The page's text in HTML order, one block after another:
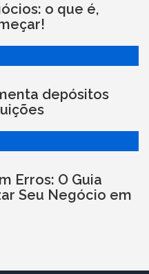
o que é,
depósitos
Erros: O Guia
Seu Negócio em